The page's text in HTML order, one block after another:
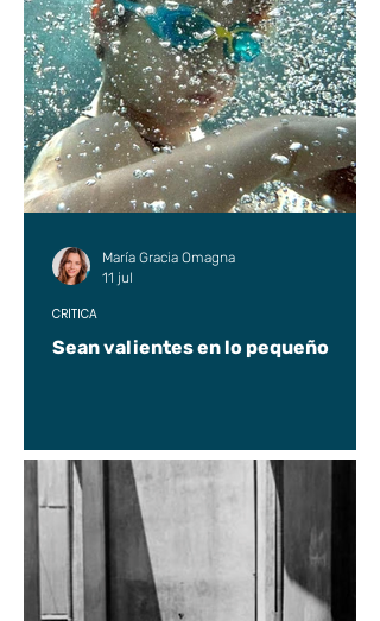
Sean valientes en lo pequeño
CRÍTICA
María Gracia Omagna
11 jul